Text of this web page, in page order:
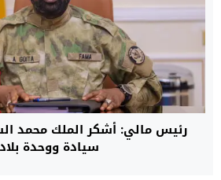
رئيس مالي: أشكر الملك محمد
سيادة ووحدة